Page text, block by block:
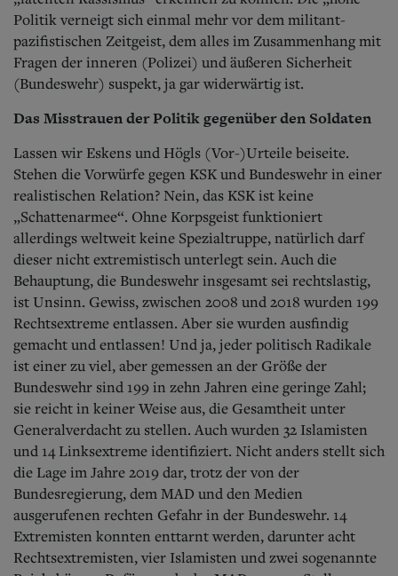
Politik verneigt sich einmal mehr vor dem militant-
pazifistischen Zeitgeist, dem alles im Zusammenhang mit
Fragen der inneren (Polizei) und äußeren Sicherheit
(Bundeswehr) suspekt, ja gar widerwärtig ist.
Das Misstrauen der Politikgegenüber den Soldaten
Lassen wir Eskens und Högls (Vor-)Urteile beiseite.
Stehen die Vorwürfe gegen KSK und Bundeswehr in einer
realistischen Relation? Nein, das KSK ist keine
„Schattenarmee“. Ohne Korpsgeist funktioniert
allerdings weltweit keine Spezialtruppe, natürlich darf
dieser nicht extremistisch unterlegt sein. Auch die
Behauptung, die Bundeswehr insgesamt sei rechtslastig,
ist Unsinn. Gewiss, zwischen 2008 und 2018 wurden 199
Rechtsextreme entlassen. Aber sie wurden ausfindig
gemacht und entlassen! Und ja, jeder politisch Radikale
ist einer zu viel, aber gemessen an der Größe der
Bundeswehr sind 199 in zehn Jahren eine geringe Zahl;
sie reicht in keiner Weise aus, die Gesamtheit unter
Generalverdacht zu stellen. Auch wurden 32 Islamisten
und 14 Linksextreme identifiziert. Nicht anders stellt sich
die Lage im Jahre 2019 dar, trotz der von der
Bundesregierung, dem MAD und den Medien
ausgerufenen rechten Gefahr in der Bundeswehr. 14
Extremisten konnten enttarnt werden, darunter acht
Rechtsextremisten, vier Islamisten und zwei sogenannte